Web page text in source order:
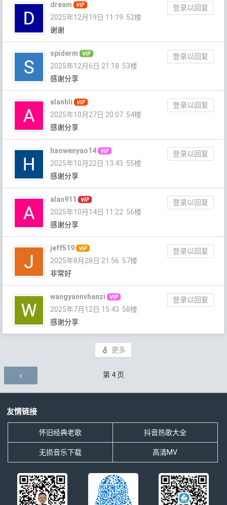
dream
登录以回复
2025年12月19日 11:19 52楼
谢谢
spiderm
登录以回复
2025年12月6日 21:18 53楼
感谢分享
alanhli
登录以回复
2025年10月27日 20:07 54楼
感谢分享
haowenyao14
登录以回复
2025年10月22日 13:43 55楼
感谢分享
alan911
登录以回复
2025年10月14日 11:22 56楼
感谢分享
jeff519
登录以回复
2025年8月28日 21:56 57楼
非常好
wangyannvhanzi
登录以回复
2025年7月12日 15:43 58楼
感谢分享
更多
评论导航 第 4页
友情链接
怀旧经典老歌 抖音热歌大全
无损音乐下载 高清MV